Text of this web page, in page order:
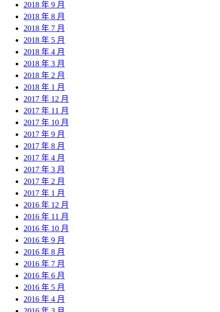
2018 年 9 月
2018 年 8 月
2018 年 7 月
2018 年 5 月
2018 年 4 月
2018 年 3 月
2018 年 2 月
2018 年 1 月
2017 年 12 月
2017 年 11 月
2017 年 10 月
2017 年 9 月
2017 年 8 月
2017 年 4 月
2017 年 3 月
2017 年 2 月
2017 年 1 月
2016 年 12 月
2016 年 11 月
2016 年 10 月
2016 年 9 月
2016 年 8 月
2016 年 7 月
2016 年 6 月
2016 年 5 月
2016 年 4 月